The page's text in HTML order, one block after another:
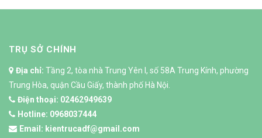
TRỤ SỞ CHÍNH
Địa chỉ: Tầng 2, tòa nhà Trung Yên I, số 58A Trung Kính, phường
Trung Hòa, quận Cầu Giấy, thành phố Hà Nội.
Điện thoại: 02462949639
Hotline: 0968037444
Email: kientrucadf@gmail.com